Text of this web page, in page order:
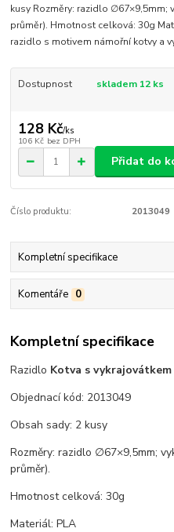
kusy Rozměry: razidlo ∅67×9,5mm;
průměr). Hmotnost celková: 30g
razidlo s motivem námořní kotvy a
Dostupnost skladem 12 ks
128 Kč/ks
106 Kč bez DPH
Přidat do
Číslo produktu: 2013049
Kompletní specifikace
Komentáře 0
Kompletní specifikace
Razidlo Kotva s vykrajovátkem
Objednací kód: 2013049
Obsah sady: 2 kusy
Rozměry: razidlo ∅67×9,5mm;
průměr).
Hmotnost celková: 30g
Materiál: PLA